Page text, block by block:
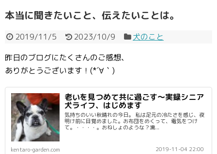
本当に聞きたいこと、伝えたいことは。
2019/11/5 2023/10/9
犬のこと
昨日のブログにたくさんのご感想、
ありがとうございます！(*´∀｀)
老いを見つめて共に過ごす〜実録シニア
犬ライフ、はじめます
気持ちのいい秋晴れの今日。 私は足元の冷たさを感じ、夜
明け前に目覚めました。お布団をめくって、電気をつけ
て。・・・・。おねしょのような？濡...
kentaro-garden.com 2019-11-04 22:00